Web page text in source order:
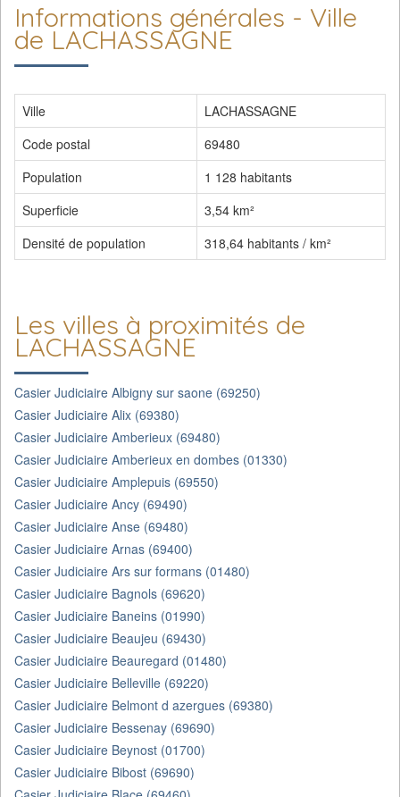
Informations générales - Ville
de LACHASSAGNE
Ville
LACHASSAGNE
Code postal
69480
Population
1 128 habitants
Superficie
3,54 km²
Densité de population
318,64 habitants / km²
Les villes à proximités de
LACHASSAGNE
Casier Judiciaire Albigny sur saone (69250)
Casier Judiciaire Alix (69380)
Casier Judiciaire Amberieux (69480)
Casier Judiciaire Amberieux en dombes (01330)
Casier Judiciaire Amplepuis (69550)
Casier Judiciaire Ancy (69490)
Casier Judiciaire Anse (69480)
Casier Judiciaire Arnas (69400)
Casier Judiciaire Ars sur formans (01480)
Casier Judiciaire Bagnols (69620)
Casier Judiciaire Baneins (01990)
Casier Judiciaire Beaujeu (69430)
Casier Judiciaire Beauregard (01480)
Casier Judiciaire Belleville (69220)
Casier Judiciaire Belmont d azergues (69380)
Casier Judiciaire Bessenay (69690)
Casier Judiciaire Beynost (01700)
Casier Judiciaire Bibost (69690)